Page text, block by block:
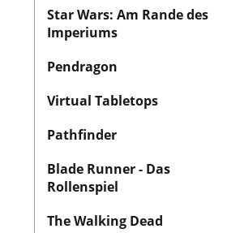
Star Wars: Am Rande des
Imperiums
Pendragon
Virtual Tabletops
Pathfinder
Blade Runner - Das
Rollenspiel
The Walking Dead